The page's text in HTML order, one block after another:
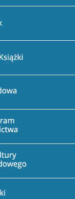
Rozwoju
i Dziedzictwa